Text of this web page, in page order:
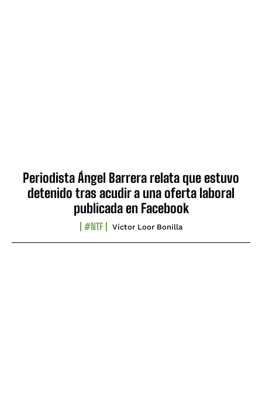
Periodista Ángel Barrera relata que estuvo
detenido tras acudir a una oferta laboral
publicada en Facebook
#NTF Víctor Loor Bonilla